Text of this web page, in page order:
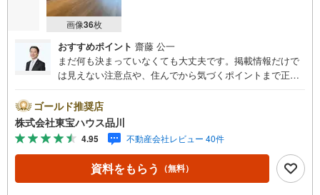
画像36枚
おすすめポイント 齋藤 公一
まだ何も決まっていなくても大丈夫です。掲載情報だけで
は見えない注意点や、住んでから気づくポイントまで正直
とも包み隠さずお伝えし、「納得して選ぶ」ためのサポー
トを大切にしています。現地でしか分からないリアルな情
報も含めて、一緒に後悔しない住まい探しを進めていきま
しょう。まずはお気軽にご相談ください。【Yahoo！ 不動
産キャンペーン対象店舗】当店で物件を成約するとPayPay
ボーナスライトがもらえる「Yahoo！ 不動産 物件ご成約キ
ゴールド推奨店
株式会社東宝ハウス品川
4.95 不動産会社レビュー 40件
資料をもらう （無料）